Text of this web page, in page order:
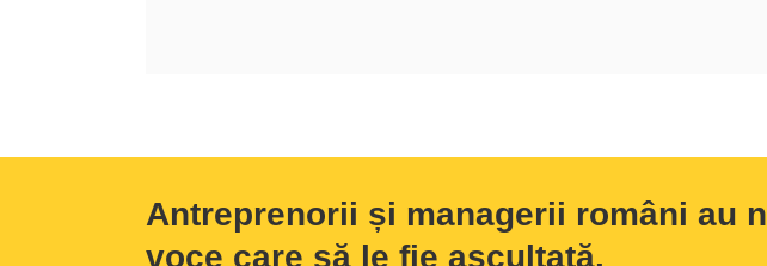
Antreprenorii și managerii români au
voce care să le fie ascultată.